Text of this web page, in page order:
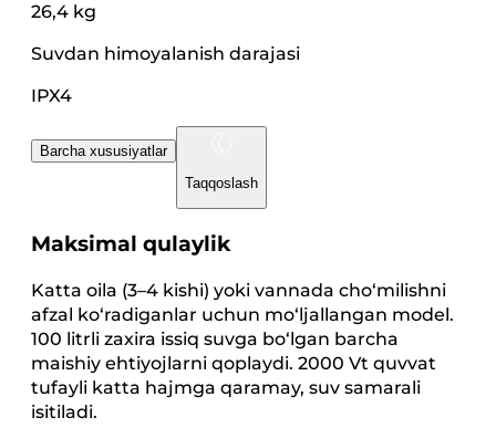
26,4 kg
Suvdan himoyalanish darajasi
IPX4
Barcha xususiyatlar
Taqqoslash
Maksimal qulaylik
Katta oila (3–4 kishi) yoki vannada cho‘milishni
afzal ko‘radiganlar uchun mo‘ljallangan model.
100 litrli zaxira issiq suvga bo‘lgan barcha
maishiy ehtiyojlarni qoplaydi. 2000 Vt quvvat
tufayli katta hajmga qaramay, suv samarali
isitiladi.